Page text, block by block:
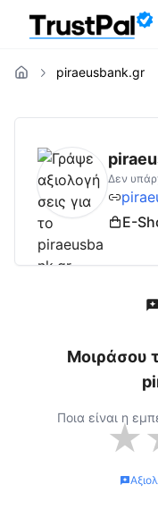
piraeusbank.gr
Δεν
E-
Μοιράσου
Ποια είναι η
★